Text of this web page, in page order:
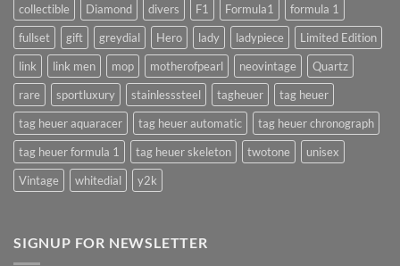
collectible
Diamond divers F1 Formula1
formula 1
fullset
gift greydial Hero lady ladypiece
Limited Edition
link
link men mop motherofpearl neovintage
Quartz
rare
sportluxury stainlesssteel tagheuer
tag heuer
tag heuer aquaracer
tag heuer automatic
tag heuer chronograph
tag heuer formula 1
tag heuer skeleton twotone
unisex
Vintage
whitedial y2k
SIGNUP FOR NEWSLETTER